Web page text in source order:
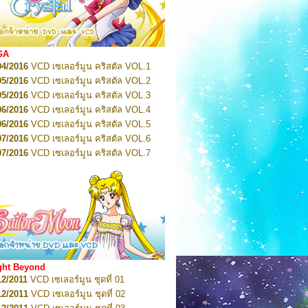
Pretty Guardian Sailor Moon Eternal
1
Pretty Guardian Sailor Moon Eternal
2
Pretty Guardian Sailor Moon Eternal
3
Pretty Guardian Sailor Moon Eternal
4
Pretty Guardian Sailor Moon Eternal
5
Pretty Guardian Sailor Moon Eternal
6
Pretty Guardian Sailor Moon Eternal
7
Pretty Guardian Sailor Moon Eternal
Pretty Guardian Sailor Moon Eternal
Pretty Guardian Sailor Moon Eternal
10
2026Code Name: Sailor V 1
2026Code Name: Sailor V 2
2016 VCD เซเลอร์มูน คริสตัล VOL.1
2016 VCD เซเลอร์มูน คริสตัล VOL.2
2016 VCD เซเลอร์มูน คริสตัล VOL.3
2016 VCD เซเลอร์มูน คริสตัล VOL.4
2016 VCD เซเลอร์มูน คริสตัล VOL.5
2016 VCD เซเลอร์มูน คริสตัล VOL.6
2016 VCD เซเลอร์มูน คริสตัล VOL.7
VCD เซเลอร์มูน คริสตัล VOL.9
VCD เซเลอร์มูน คริสตัล VOL.10
2016
VCD เซเลอร์มูน คริสตัล VOL.11
2016VCD เซเลอร์มูน คริสตัล VOL.12
2016VCD เซเลอร์มูน คริสตัล VOL.13
2016 DVD เซเลอร์มูน คริสตัล VOL.1
2016DVD เซเลอร์มูน คริสตัล VOL.2
2016 DVD เซเลอร์มูน คริสตัล VOL.3
2016 DVD เซเลอร์มูน คริสตัล VOL.4
Beyond
2011 VCD เซเลอร์มูน ชุดที่ 01
2011 VCD เซเลอร์มูน ชุดที่ 02